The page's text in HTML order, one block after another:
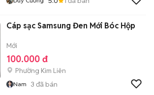
Cáp sạc Samsung Đen Mới Bóc Hộp
Mới
100.000 đ
Phường Kim Liên
Nam 3 đã bán